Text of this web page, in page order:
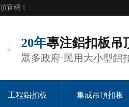
官網！
20年專注鋁扣板吊
眾多政府·民用大小型鋁
工程鋁扣板 集成吊頂扣板